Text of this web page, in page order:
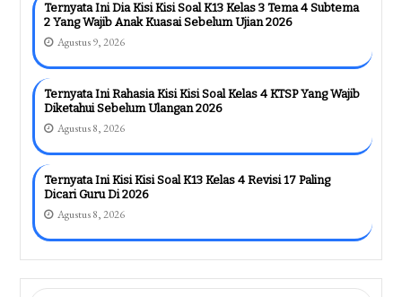
Ternyata Ini Dia Kisi Kisi Soal K13 Kelas 3 Tema 4 Subtema
2 Yang Wajib Anak Kuasai Sebelum Ujian 2026
Agustus 9, 2026
Ternyata Ini Rahasia Kisi Kisi Soal Kelas 4 KTSP Yang Wajib
Diketahui Sebelum Ulangan 2026
Agustus 8, 2026
Ternyata Ini Kisi Kisi Soal K13 Kelas 4 Revisi 17 Paling
Dicari Guru Di 2026
Agustus 8, 2026